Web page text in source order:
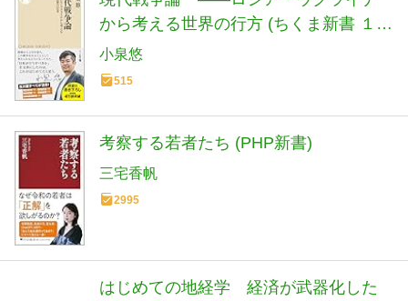
から考える世界の行方 (ちくま新書 １９
００)
小泉悠
515
考察する若者たち (PHP新書)
三宅香帆
2995
はじめての地経学 経済が武器化した